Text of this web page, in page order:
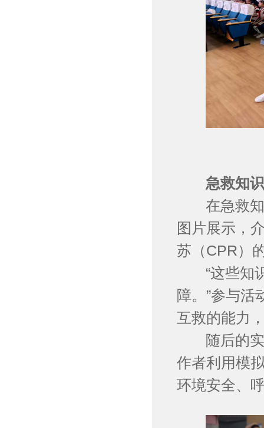
急救知识
在急救知
图片展示，
苏（CPR）
“这些知识
障。”参与活
互救的能力
随后的实
作者利用模
环境安全、